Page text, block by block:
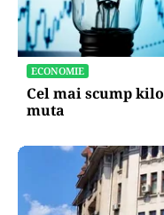
ECONOMIE
Cel mai scump
muta